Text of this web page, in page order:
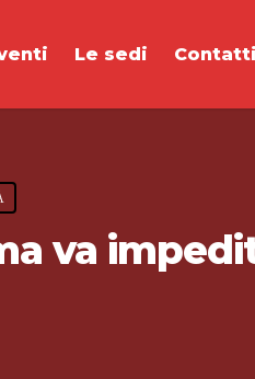
Le sedi Contatti
va